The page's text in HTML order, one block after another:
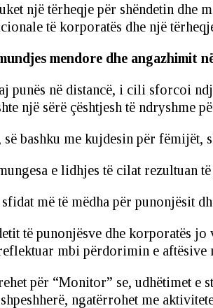
një tërheqje për shëndetin dhe
të korporatës dhe një
mendore dhe angazhimit
punës në distancë, i cili sforcoi
një sërë çështjesh të ndryshme
bashku me kujdesin për
e lidhjes të cilat rezultuan
më të mëdha për punonjësit
të punonjësve dhe korporatës
mbi përdorimin e
për “Monitor” se, udhëtimet
ngatërrohet me